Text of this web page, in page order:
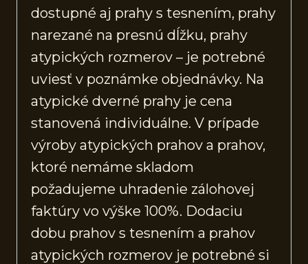
dostupné aj prahy s tesnením, prahy
narezané na presnú dĺžku, prahy
atypických rozmerov – je potrebné
uviesť v poznámke objednávky. Na
atypické dverné prahy je cena
stanovená individuálne. V prípade
výroby atypických prahov a prahov,
ktoré nemáme skladom
požadujeme uhradenie zálohovej
faktúry vo výške 100%. Dodaciu
dobu prahov s tesnením a prahov
atypických rozmerov je potrebné si